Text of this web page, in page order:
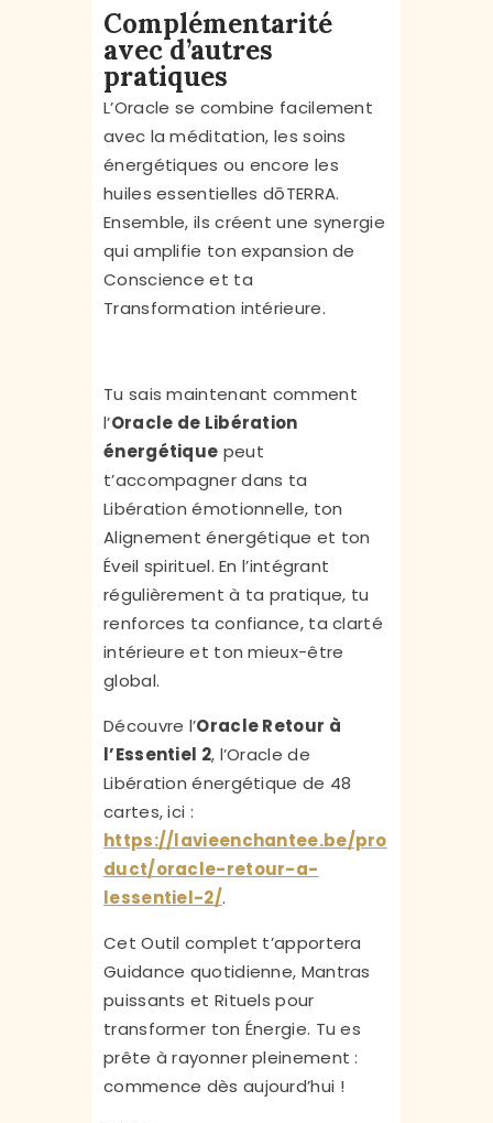
Complémentarité
avec d’autres
pratiques
L’Oracle se combine facilement
avec la méditation, les soins
énergétiques ou encore les
huiles essentielles dōTERRA.
Ensemble, ils créent une synergie
qui amplifie ton expansion de
Conscience et ta
Transformation intérieure.
Tu sais maintenant comment
l’Oracle de Libération
énergétique peut
t’accompagner dans ta
Libération émotionnelle, ton
Alignement énergétique et ton
Éveil spirituel. En l’intégrant
régulièrement à ta pratique, tu
renforces ta confiance, ta clarté
intérieure et ton mieux-être
global.
Découvre l’Oracle Retour à
l’Essentiel 2, l’Oracle de
Libération énergétique de 48
cartes, ici :
https://lavieenchantee.be/pro
duct/oracle-retour-a-
lessentiel-2/.
Cet Outil complet t’apportera
Guidance quotidienne, Mantras
puissants et Rituels pour
transformer ton Énergie. Tu es
prête à rayonner pleinement :
commence dès aujourd’hui !